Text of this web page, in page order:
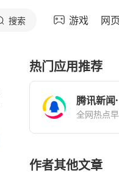
搜索 游戏 网
热门应用推荐
腾讯新闻
全网热点
作者其他文章